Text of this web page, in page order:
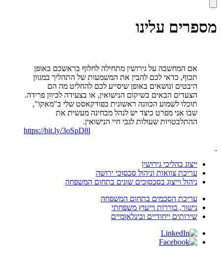
מספרים עלינו
אם המחשבה על גירושין מתחילה לחלוף בראשכם באופן
תכוף, כדאי לכם להבין את המשמעות של התהליך במגוון
היבטים ונושאים באופן שיסייע לכם להחליט מה הם
הצעדים הבאים בשיקום הנישואין, או בצעידה לכיוון פרידה.
תוכלו לשמוע הכוונה ראשונית בפודקאסט שלי ב"מאקו",
שבו אני מפרט כיצד יש לנהל מבחינה מעשית את
ההתלבטויות שעולות לגבי חיי הנישואין.
https://bit.ly/3oSpD8l
ייצוג בהליכי גירושין
עריכת צוואות וניהול סכסוכי ירושה
ניהול וייצוג בסכסוכים שונים בתחום המשפחה
עריכת הסכמים בתחום המשפחה
גישור, בוררות וייעוץ משפחתי
שירותים ייחודיים ובינלאומיים